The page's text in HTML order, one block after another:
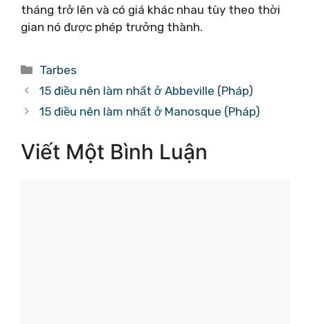
tháng trở lên và có giá khác nhau tùy theo thời
gian nó được phép trưởng thành.
Danh
mục
Tarbes
15 điều nên làm nhất ở Abbeville (Pháp)
15 điều nên làm nhất ở Manosque (Pháp)
Viết Một Bình Luận